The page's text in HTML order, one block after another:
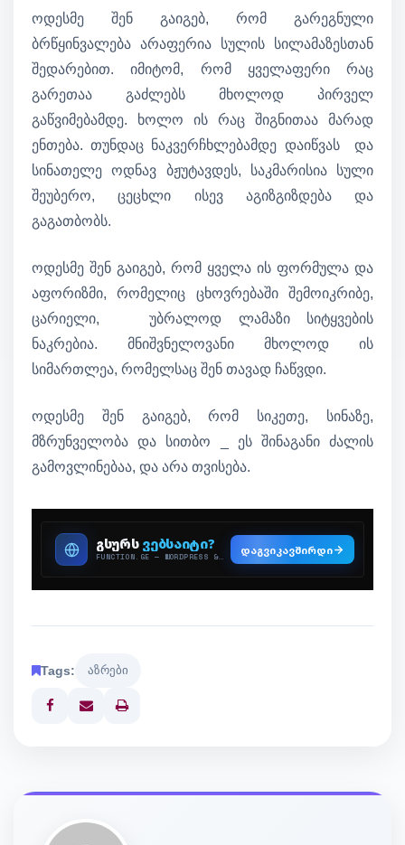
ოდესმე შენ გაიგებ, რომ გარეგნული
ბრწყინვალება არაფერია სულის სილამაზესთან
შედარებით. იმიტომ, რომ ყველაფერი რაც
გარეთაა გაძლებს მხოლოდ პირველ
გაწვიმებამდე. ხოლო ის რაც შიგნითაა მარად
ენთება. თუნდაც ნაკვერჩხლებამდე დაიწვას და
სინათელე ოდნავ ბჟუტავდეს, საკმარისია სული
შეუბერო, ცეცხლი ისევ აგიზგიზდება და
გაგათბობს.
ოდესმე შენ გაიგებ, რომ ყველა ის ფორმულა და
აფორიზმი, რომელიც ცხოვრებაში შემოიკრიბე,
ცარიელი, უბრალოდ ლამაზი სიტყვების
ნაკრებია. მნიშვნელოვანი მხოლოდ ის
სიმართლეა, რომელსაც შენ თავად ჩაწვდი.
ოდესმე შენ გაიგებ, რომ სიკეთე, სინაზე,
მზრუნველობა და სითბო _ ეს შინაგანი ძალის
გამოვლინებაა, და არა თვისება.
Tags: აზრები
Print